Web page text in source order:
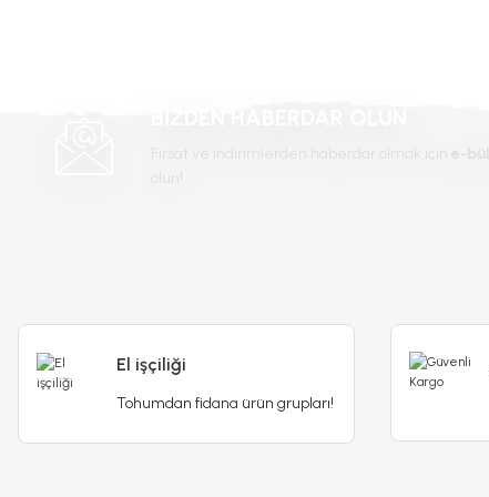
El işçiliği
Tohumdan fidana ürün grupları!